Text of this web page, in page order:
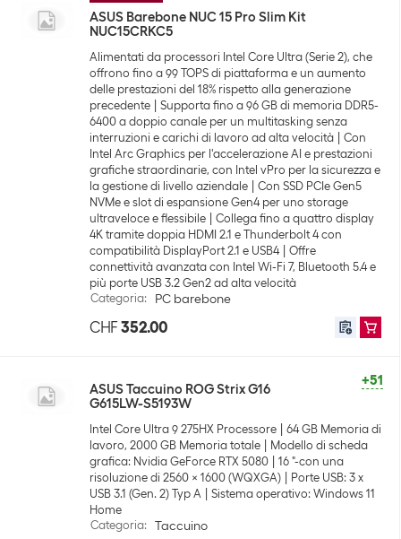
ASUS Barebone NUC 15 Pro Slim Kit
NUC15CRKC5
Alimentati da processori Intel Core Ultra (Serie 2), che
offrono fino a 99 TOPS di piattaforma e un aumento
delle prestazioni del 18% rispetto alla generazione
precedente
Supporta fino a 96 GB di memoria DDR5-
6400 a doppio canale per un multitasking senza
interruzioni e carichi di lavoro ad alta velocità
Con
Intel Arc Graphics per l'accelerazione AI e prestazioni
grafiche straordinarie, con Intel vPro per la sicurezza e
la gestione di livello aziendale
Con SSD PCIe Gen5
NVMe e slot di espansione Gen4 per uno storage
ultraveloce e flessibile
Collega fino a quattro display
4K tramite doppia HDMI 2.1 e Thunderbolt 4 con
compatibilità DisplayPort 2.1 e USB4
Offre
connettività avanzata con Intel Wi-Fi 7, Bluetooth 5.4 e
più porte USB 3.2 Gen2 ad alta velocità
Categoria: PC barebone
CHF 352.00
+51
ASUS Taccuino ROG Strix G16
G615LW-S5193W
Intel Core Ultra 9 275HX Processore
64 GB Memoria di
lavoro, 2000 GB Memoria totale
Modello di scheda
grafica: Nvidia GeForce RTX 5080
16 "-con una
risoluzione di 2560 x 1600 (WQXGA)
Porte USB: 3 x
USB 3.1 (Gen. 2) Typ A
Sistema operativo: Windows 11
Home
Categoria: Taccuino